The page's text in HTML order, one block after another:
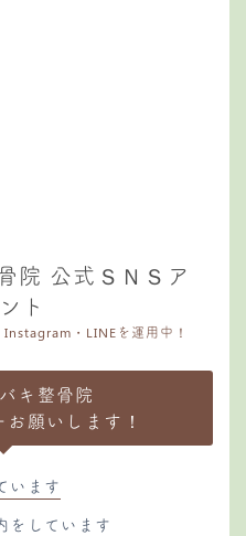
院 公式ＳＮＳア
ト
・LINEを運用中！
キ整骨院
願いします！
います
をしています